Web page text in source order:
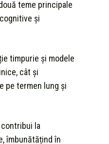
teme principale
și
timpurie și modele
cât și
pe termen lung și
la
îmbunătățind în